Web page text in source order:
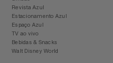
Revista Azul
Estacionamento Azul
Espaço Azul
TV ao vivo
Bebidas & Snacks
Walt Disney World